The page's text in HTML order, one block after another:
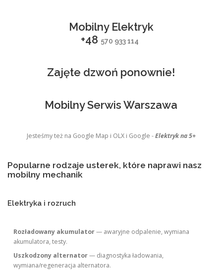
Mobilny Elektryk
+48 570 933 114
Zajęte dzwoń ponownie!
Mobilny Serwis Warszawa
Jesteśmy też na Google Map i OLX i Google -Elektryk na 5+
Popularne rodzaje usterek, które naprawi nasz
mobilny mechanik
Elektryka i rozruch
Rozładowany akumulator— awaryjne odpalenie, wymiana
akumulatora, testy.
Uszkodzony alternator— diagnostyka ładowania,
wymiana/regeneracja alternatora.